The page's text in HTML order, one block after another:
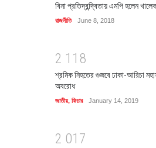
বিনা প্রতিদ্বন্দ্বিতায় এমপি হলেন
রাজনীতি June 8, 2018
2 1 1 8
শ্রমিক নিহতের গুজবে ঢাকা-আরিচা
অবরোধ
জাতীয়, ফিচার January 14, 2019
2 01 7